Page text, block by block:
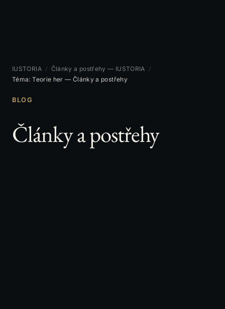
IUSTORIA / Články a postřehy — IUSTORIA /
Téma: Teorie her — Články a postřehy
BLOG
Články a postřehy